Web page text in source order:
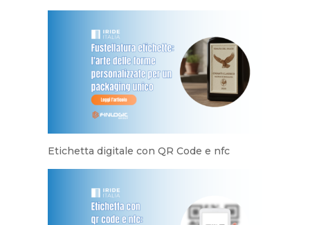
Etichetta digitale con QR Code e nfc